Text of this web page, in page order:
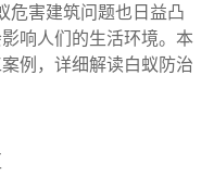
害建筑问题也日益凸
响人们的生活环境。本
例，详细解读白蚁防治